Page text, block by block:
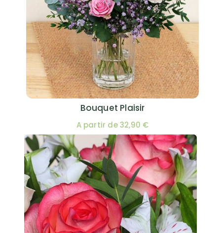
Bouquet Plaisir
A partir de 32,90 €